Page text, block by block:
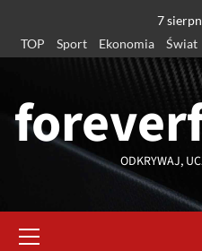
treści
7
TOP
Sport Ekonomia Świat
ODKRYWAJ,
główne